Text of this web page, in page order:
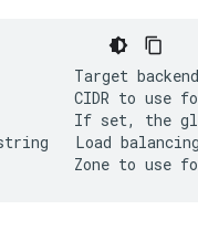
Target
CIDR to use
If set, the
Load